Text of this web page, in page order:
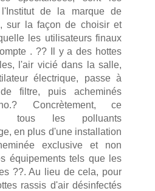
l'Institut de la marque de
sur la façon de choisir et
les utilisateurs finaux
. ?? Il y a des hottes
l'air vicié dans la salle,
électrique, passe à
filtre, puis acheminés
Concrètement, ce
tous les polluants
en plus d'une installation
exclusive et non
équipements tels que les
??. Au lieu de cela, pour
rassis d'air désinfectés